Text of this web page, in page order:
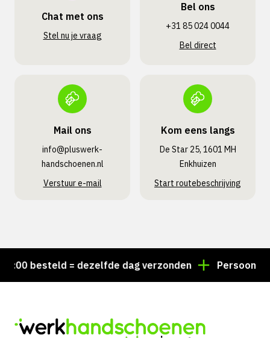
Chat met ons
Stel nu je vraag
Bel ons
+31 85 024 0044
Bel direct
Mail ons
info@pluswerk­
handschoenen.nl
Verstuur e-mail
Kom eens langs
De Star 25, 1601 MH
Enkhuizen
Start routebeschrijving
besteld = dezelfde dag verzonden Persoonlijk